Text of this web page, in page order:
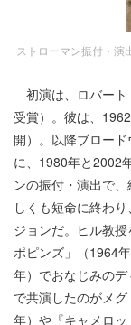
ストローマン振付・演
初演は、ロバート
受賞）。彼は、
開）。以降ブロー
に、1980年と2002
ンの振付・演出で
しくも短命に終わ
ジョンだ。ヒル教
ポピンズ」（1964
年）でおなじみの
で共演したのがメ
年）や『キャメロ